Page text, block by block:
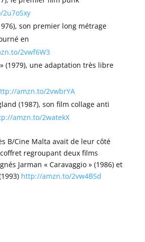
son premier long métrage
en
2vwf6W3
(1979), une adaptation très libre
amzn.to/2vwbrYA
(1987), son film collage anti
amzn.to/2watekX
B/Cine Malta avait de leur côté
regroupant deux films
Jarman « Caravaggio » (1986) et
http://amzn.to/2vw4B5d